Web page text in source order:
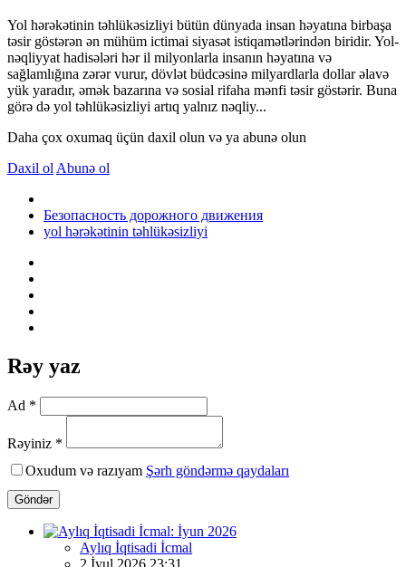
Yol hərəkətinin təhlükəsizliyi bütün dünyada insan həyatına birbaşa
təsir göstərən ən mühüm ictimai siyasət istiqamətlərindən biridir. Yol-
nəqliyyat hadisələri hər il milyonlarla insanın həyatına və
sağlamlığına zərər vurur, dövlət büdcəsinə milyardlarla dollar əlavə
yük yaradır, əmək bazarına və sosial rifaha mənfi təsir göstərir. Buna
görə də yol təhlükəsizliyi artıq yalnız nəqliy...
Daha çox oxumaq üçün daxil olun və ya abunə olun
Daxil ol Abunə ol
Безопасность дорожного движения
yol hərəkətinin təhlükəsizliyi
Rəy yaz
Ad *
Rəyiniz *
Oxudum və razıyam Şərh göndərmə qaydaları
Göndər
Aylıq İqtisadi İcmal
2 İyul 2026 23:31